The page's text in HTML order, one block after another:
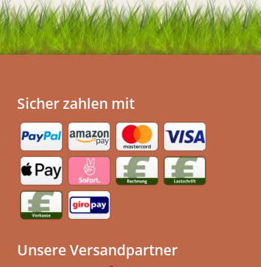
Sicher zahlen mit
Unsere Versandpartner